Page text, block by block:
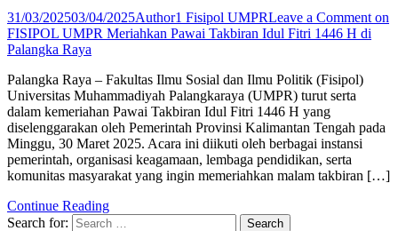
31/03/202503/04/2025Author1 Fisipol UMPRLeave a Comment on
FISIPOL UMPR Meriahkan Pawai Takbiran Idul Fitri 1446 H di
Palangka Raya
Palangka Raya – Fakultas Ilmu Sosial dan Ilmu Politik (Fisipol)
Universitas Muhammadiyah Palangkaraya (UMPR) turut serta
dalam kemeriahan Pawai Takbiran Idul Fitri 1446 H yang
diselenggarakan oleh Pemerintah Provinsi Kalimantan Tengah pada
Minggu, 30 Maret 2025. Acara ini diikuti oleh berbagai instansi
pemerintah, organisasi keagamaan, lembaga pendidikan, serta
komunitas masyarakat yang ingin memeriahkan malam takbiran […]
Continue Reading
Search for: